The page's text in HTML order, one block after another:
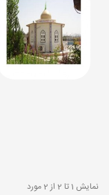
نمایش 1 تا 2 از 2 مورد